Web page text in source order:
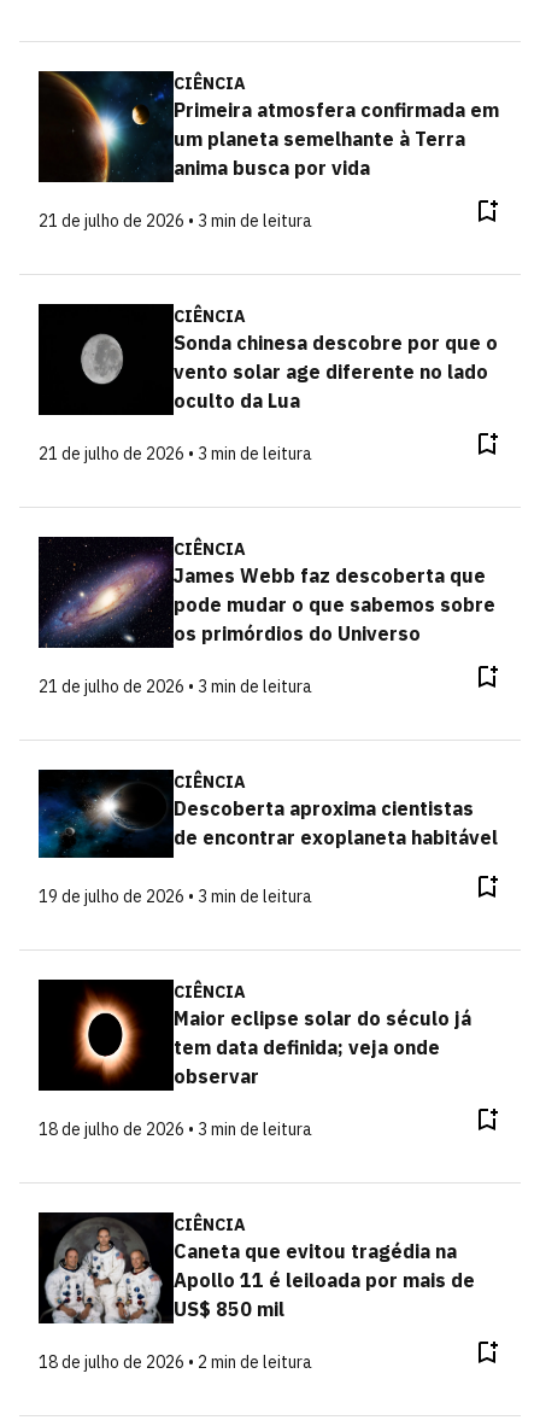
CIÊNCIA
Primeira atmosfera confirmada em
um planeta semelhante à Terra
anima busca por vida
21 de julho de 2026 • 3 min de leitura
CIÊNCIA
Sonda chinesa descobre por que o
vento solar age diferente no lado
oculto da Lua
21 de julho de 2026 • 3 min de leitura
CIÊNCIA
James Webb faz descoberta que
pode mudar o que sabemos sobre
os primórdios do Universo
21 de julho de 2026 • 3 min de leitura
CIÊNCIA
Descoberta aproxima cientistas
de encontrar exoplaneta habitável
19 de julho de 2026 • 3 min de leitura
CIÊNCIA
Maior eclipse solar do século já
tem data definida; veja onde
observar
18 de julho de 2026 • 3 min de leitura
CIÊNCIA
Caneta que evitou tragédia na
Apollo 11 é leiloada por mais de
US$ 850 mil
18 de julho de 2026 • 2 min de leitura